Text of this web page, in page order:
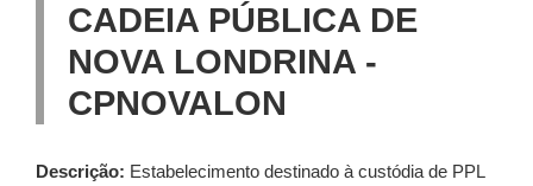
CADEIA PÚBLICA DE
NOVA LONDRINA -
CPNOVALON
Descrição: Estabelecimento destinado à custódia de PPL